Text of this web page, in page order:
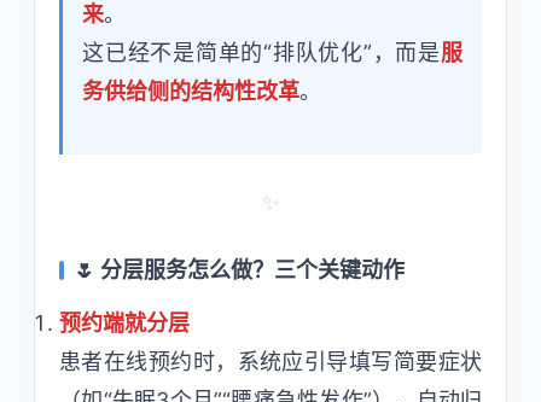
来。
这已经不是简单的“排队优化”，而是服
务供给侧的结构性改革。
✨
🌷 分层服务怎么做？三个关键动作
预约端就分层
患者在线预约时，系统应引导填写简要症状